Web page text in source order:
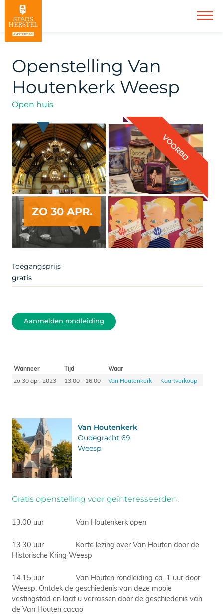
Openstelling Van
Houtenkerk Weesp
Open huis
ZO 30 APR.
VOORBIJ
Artist
Toegangsprijs
gratis
Aanmelden rondleiding
Wanneer Tijd
Waar
zo 30 apr. 2023
13:00 - 16:00 Van Houtenkerk Kaartverkoop
Van Houtenkerk
Oudegracht 69
Weesp
Gratis openstelling voor geïnteresseerden.
13.00 uur Van Houtenkerk open
13.30 uur Korte lezing over Van Houten door de
Historische Kring Weesp
14.15 uur Van Houten rondleiding ca. 1 uur door
Weesp. Ontdek de geschiedenis van deze mooie
vestingstad en laat u verrassen door de geschiedenis van
de Van Houten cacao